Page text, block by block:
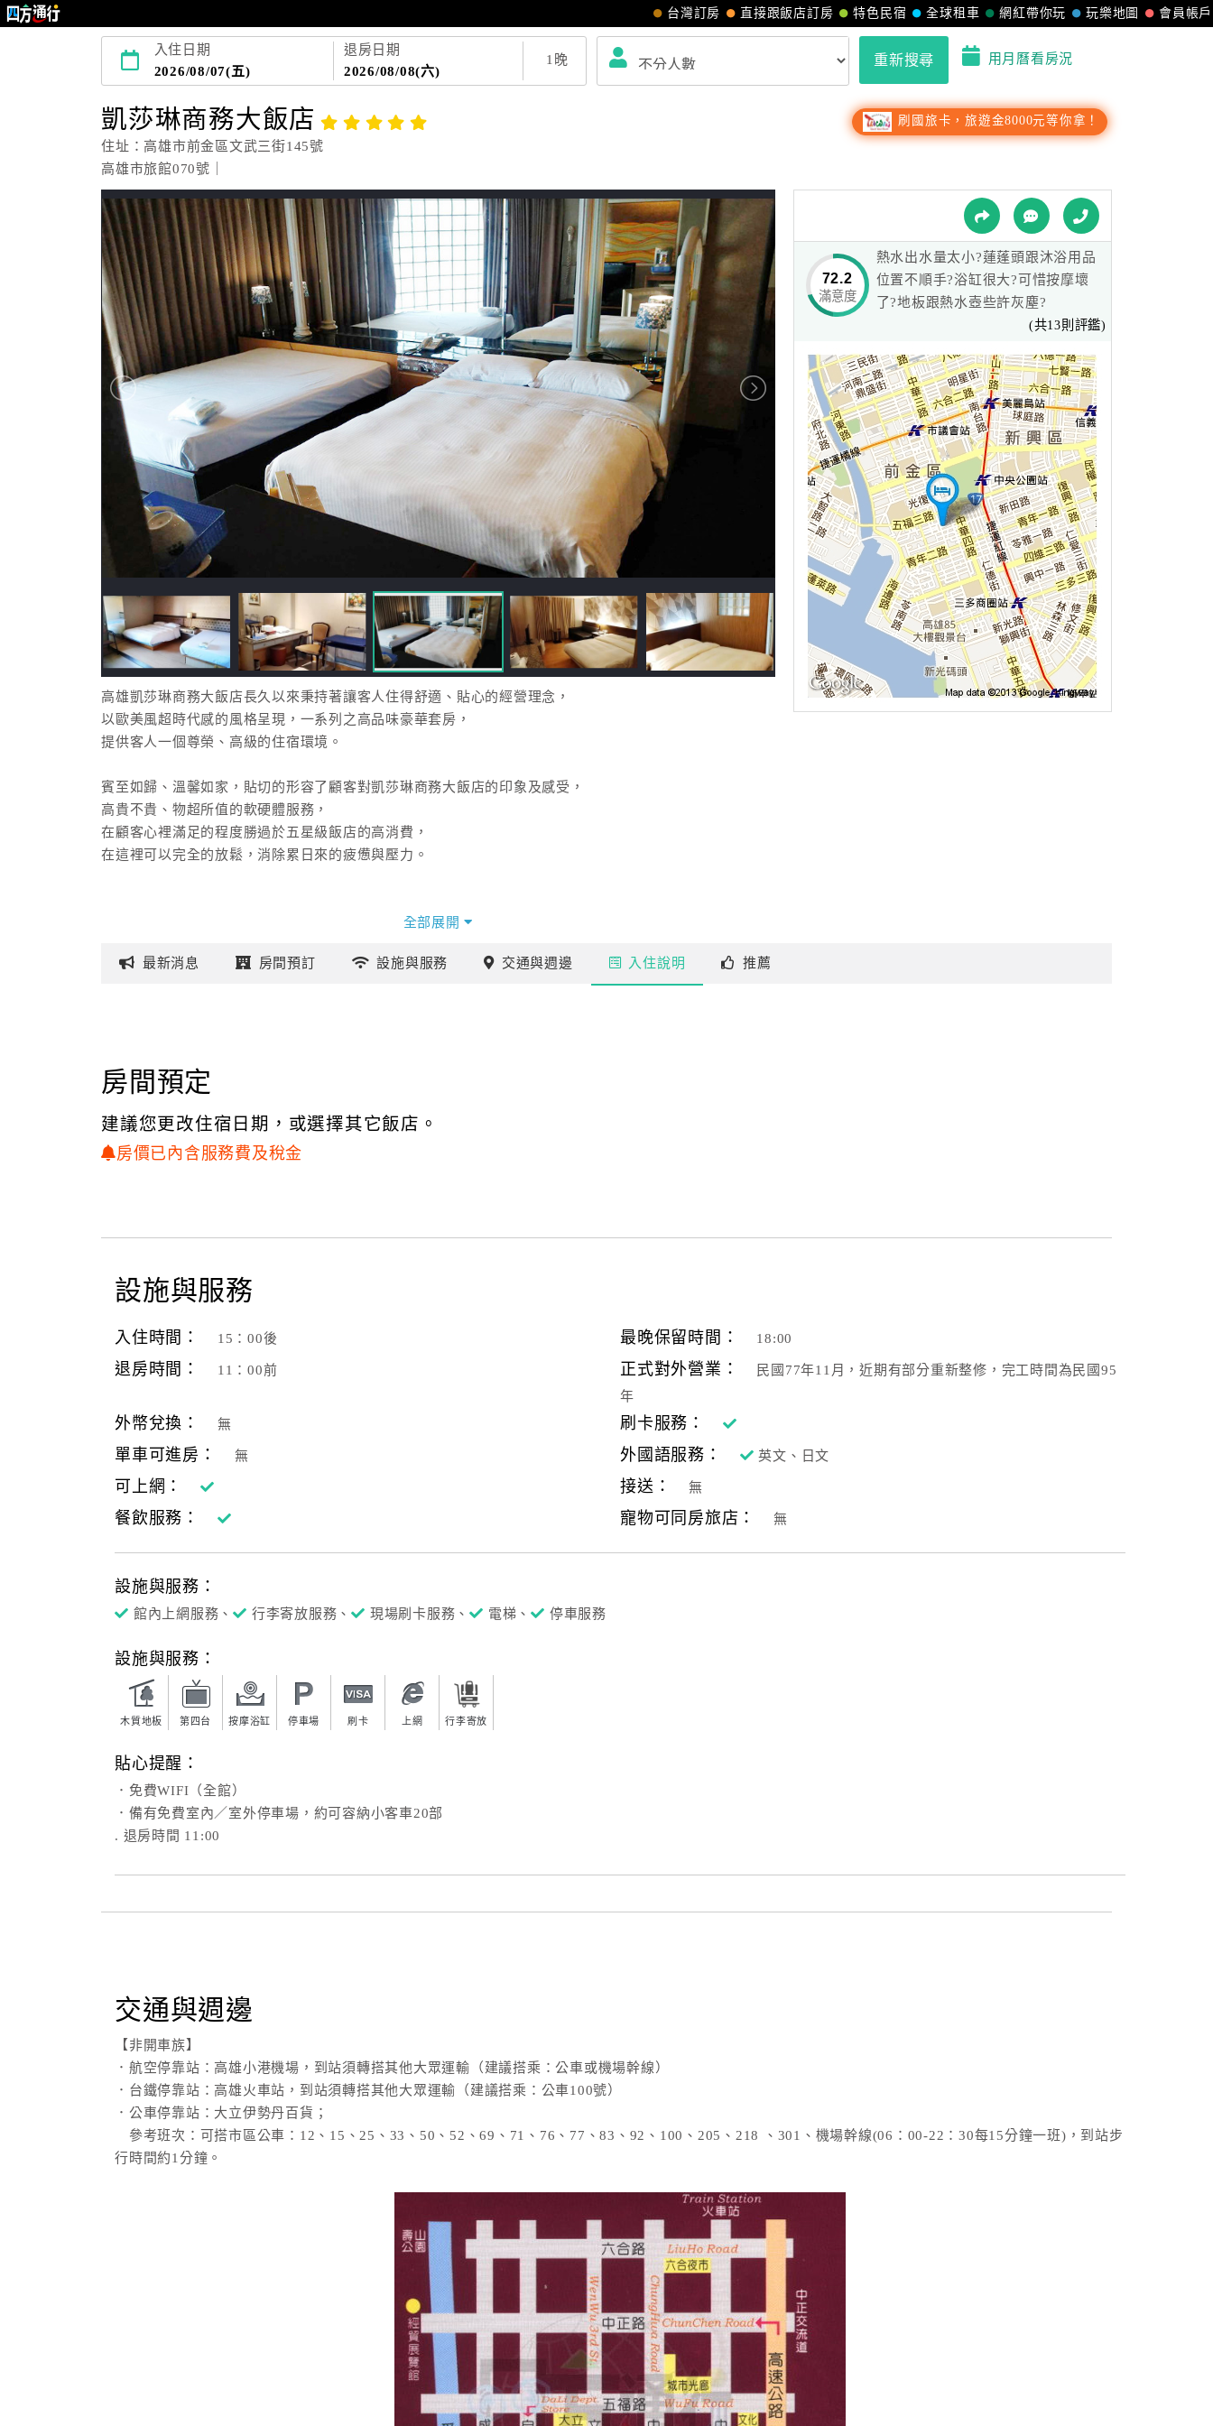
會員帳戶
玩樂地圖
網紅帶你玩
全球租車
特色民宿
直接跟飯店訂房
台灣訂房
入住日期
2026/08/07(五)
退房日期
2026/08/08(六)
1 晚 重新搜尋 用月曆看房況
凱莎琳商務大飯店
住址：高雄市前金區文武三街145號
高雄市旅館070號｜
刷國旅卡，旅遊金8000元等你拿！
高雄凱莎琳商務大飯店長久以來秉持著讓客人住得舒適、貼心的經營理念，
以歐美風超時代感的風格呈現，一系列之高品味豪華套房，
提供客人一個尊榮、高級的住宿環境。
賓至如歸、溫馨如家，貼切的形容了顧客對凱莎琳商務大飯店的印象及感受，
高貴不貴、物超所值的軟硬體服務，
在顧客心裡滿足的程度勝過於五星級飯店的高消費，
在這裡可以完全的放鬆，消除累日來的疲憊與壓力。
全部展開
72.2
滿意度
熱水出水量太小?蓮蓬頭跟沐浴用品
位置不順手?浴缸很大?可惜按摩壞
了?地板跟熱水壺些許灰塵?
(共13則評鑑)
最新消息 房間預訂 設施與服務 交通與週邊 入住說明 推薦
房間預定
建議您更改住宿日期，或選擇其它飯店。
房價已內含服務費及稅金
設施與服務
入住時間： 15：00後 最晚保留時間： 18:00
退房時間： 11：00前 正式對外營業：
民國77年11月，近期有部分重新整修，完工時間為民國95
年
外幣兌換： 無
刷卡服務：
單車可進房：
無 外國語服務： 英文、日文
可上網： 接送： 無
餐飲服務： 寵物可同房旅店： 無
設施與服務：
館內上網服務、 行李寄放服務、 現場刷卡服務、 電梯、 停車服務
設施與服務：
木質地板 第四台 按摩浴缸 停車場 刷卡 上網 行李寄放
貼心提醒：
．免費WIFI（全館）
．備有免費室內／室外停車場，約可容納小客車20部
. 退房時間 11:00
交通與週邊
【非開車族】
．航空停靠站：高雄小港機場，到站須轉搭其他大眾運輸（建議搭乘：公車或機場幹線）
．台鐵停靠站：高雄火車站，到站須轉搭其他大眾運輸（建議搭乘：公車100號）
．公車停靠站：大立伊勢丹百貨；
參考班次：可搭市區公車：12、15、25、33、50、52、69、71、76、77、83、92、100、205、218 、301、機場幹線(06：00-22：30每15分鐘一班)，到站步
行時間約1分鐘。